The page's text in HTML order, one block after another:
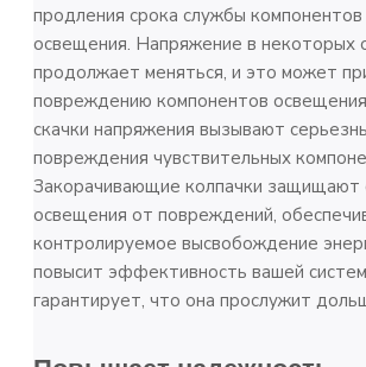
продления срока службы компонентов
освещения. Напряжение в некоторых
продолжает меняться, и это может
повреждению компонентов
скачки напряжения вызывают
повреждения чувствительных
Закорачивающие колпачки защищают
освещения от повреждений,
контролируемое высвобождение
повысит эффективность вашей
гарантирует, что она прослужит